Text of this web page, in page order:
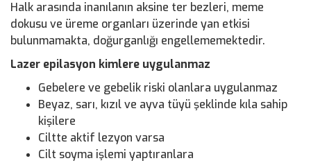
Halk arasında inanılanın aksine ter bezleri, meme
dokusu ve üreme organları üzerinde yan etkisi
bulunmamakta, doğurganlığı engellememektedir.
Lazer epilasyon kimlere uygulanmaz
Gebelere ve gebelik riski olanlara uygulanmaz
Beyaz, sarı, kızıl ve ayva tüyü şeklinde kıla sahip
kişilere
Ciltte aktif lezyon varsa
Cilt soyma işlemi yaptıranlara